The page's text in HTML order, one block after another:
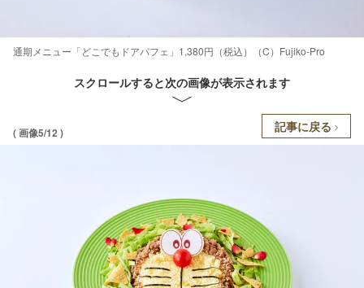
通期メニュー「どこでもドアパフェ」1,380円（税込）（C）Fujiko-Pro
スクロールすると次の画像が表示されます
( 画像5/12 ) 記事に戻る